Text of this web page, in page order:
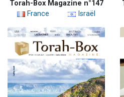
Torah-Box Magazine n°147
France
Israël